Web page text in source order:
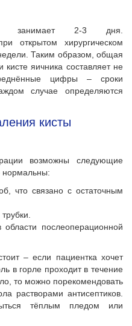
занимает 2-3 дня.
открытом хирургическом
Таким образом, общая
яичника составляет не
цифры – сроки
случае определяются
кисты
возможны следующие
нормальны:
что связано с остаточным
послеоперационной
– если пациентка хочет
в горле проходит в течение
то можно порекомендовать
растворами антисептиков.
тёплым пледом или